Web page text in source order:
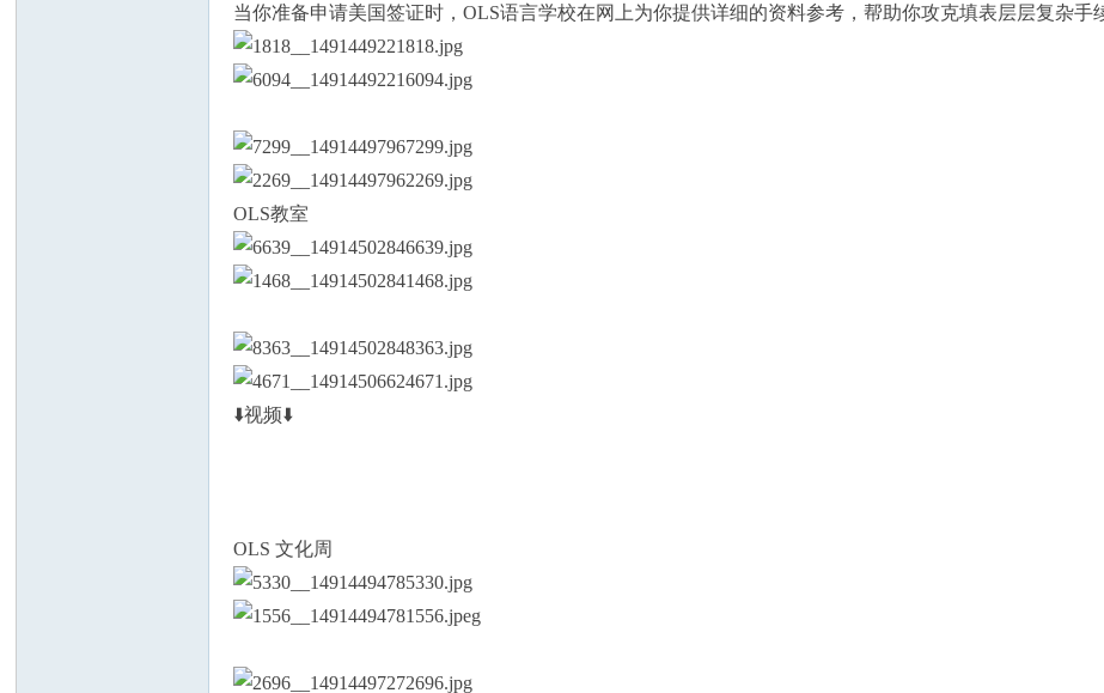
当你准备申请美国签证时，OLS语言学校在网上为你提供详细的资料参考，帮助你攻克填表层层复杂手
OLS教室
⬇️视频⬇️
OLS 文化周